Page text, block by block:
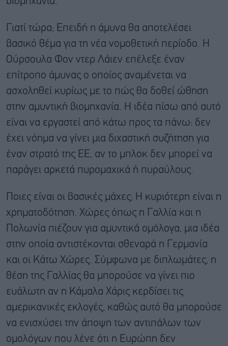
Γιατί τώρα; Επειδή η άμυνα θα αποτελέσει
βασικό θέμα για τη νέα νομοθετική περίοδο. Η
Ούρσουλα Φον ντερ Λάιεν επέλεξε έναν
επίτροπο άμυνας ο οποίος αναμένεται να
ασχοληθεί κυρίως με το πώς θα δοθεί ώθηση
στην αμυντική βιομηχανία. Η ιδέα πίσω από αυτό
είναι να εργαστεί από κάτω προς τα πάνω: δεν
έχει νόημα να γίνει μια διχαστική συζήτηση για
έναν στρατό της ΕΕ, αν το μπλοκ δεν μπορεί να
παράγει αρκετά πυρομαχικά ή πυραύλους.
Ποιες είναι οι βασικές μάχες; Η κυριότερη είναι η
χρηματοδότηση. Χώρες όπως η Γαλλία και η
Πολωνία πιέζουν για αμυντικά ομόλογα, μια ιδέα
στην οποία αντιστέκονται σθεναρά η Γερμανία
και οι Κάτω Χώρες. Σύμφωνα με διπλωμάτες, η
θέση της Γαλλίας θα μπορούσε να γίνει πιο
ευάλωτη αν η Κάμαλα Χάρις κερδίσει τις
αμερικανικές εκλογές, καθώς αυτό θα μπορούσε
να ενισχύσει την άποψη των αντιπάλων των
ομολόγων που λένε ότι η Ευρώπη δεν